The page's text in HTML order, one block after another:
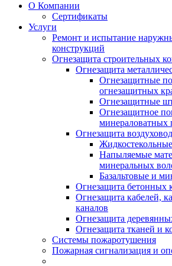
О Компании
Сертификаты
Услуги
Ремонт и испытание
конструкций
Огнезащита строительных
Огнезащита
Огнезащитные
огнезащитных
Огнезащитные
Огнезащитное
минераловатных
Огнезащита
Напыляемые
минеральных
Базальтовые и
Огнезащита бетонных
Огнезащита кабелей,
каналов
Огнезащита
Огнезащита тканей и
Системы пожаротушения
Пожарная сигнализация и